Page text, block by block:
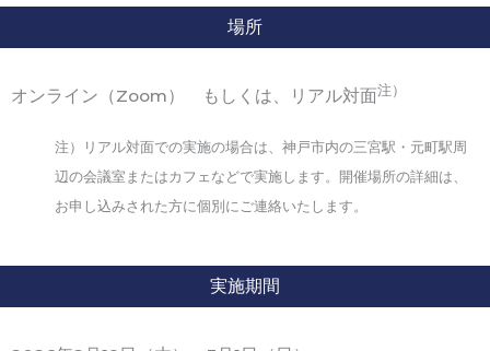
場所
オンライン（Zoom） もしくは、リアル対面注）
注）リアル対面での実施の場合は、神戸市内の三宮駅・元町駅周
辺の会議室またはカフェなどで実施します。 開催場所の詳細は、
お申し込みされた方に個別にご連絡いたします。
実施期間